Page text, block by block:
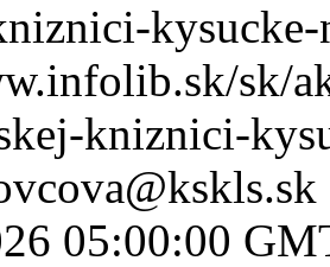
sk/
kniznici-
05:00:00